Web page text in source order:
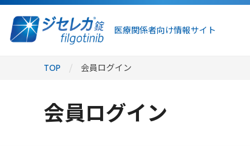
医療関係者向け情報サイト
TOP 会員ログイン
会員ログイン